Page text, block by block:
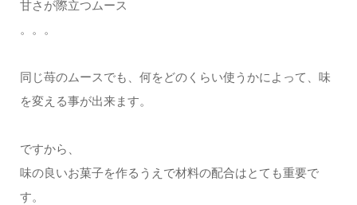
甘さが際立つムース
。。。
同じ苺のムースでも、何をどのくらい使うかによって、味
を変える事が出来ます。
ですから、
味の良いお菓子を作るうえで材料の配合はとても重要で
す。